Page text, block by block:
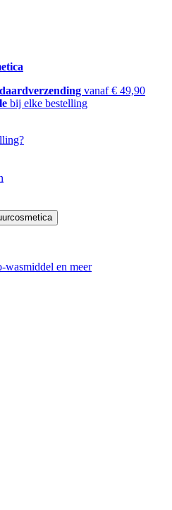
vanaf € 49,90
bij elke bestelling
wasmiddel en meer